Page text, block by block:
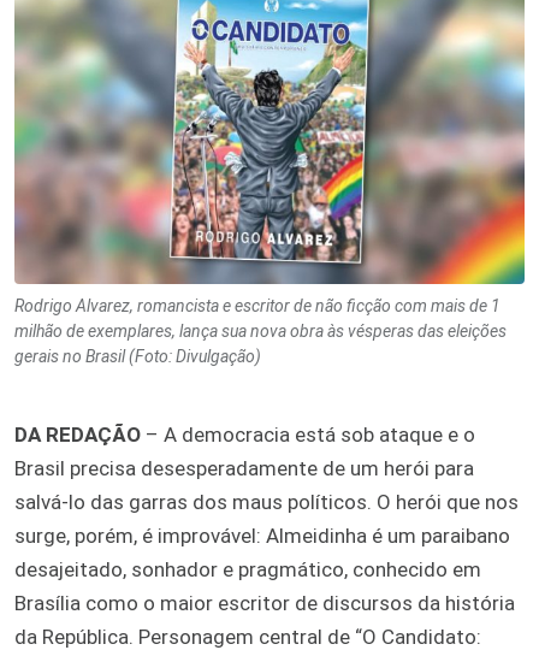
Rodrigo Alvarez, romancista e escritor de não ficção com mais de 1
milhão de exemplares, lança sua nova obra às vésperas das eleições
gerais no Brasil (Foto: Divulgação)
DA REDAÇÃO – A democracia está sob ataque e o
Brasil precisa desesperadamente de um herói para
salvá-lo das garras dos maus políticos. O herói que nos
surge, porém, é improvável: Almeidinha é um paraibano
desajeitado, sonhador e pragmático, conhecido em
Brasília como o maior escritor de discursos da história
da República. Personagem central de “O Candidato: